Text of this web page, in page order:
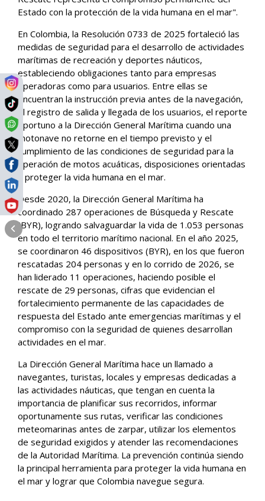
Estado con la protección de la vida humana en el mar".
En Colombia, la Resolución 0733 de 2025 fortaleció las
medidas de seguridad para el desarrollo de actividades
marítimas de recreación y deportes náuticos,
estableciendo obligaciones tanto para empresas
operadoras como para usuarios. Entre ellas se
encuentran la instrucción previa antes de la navegación,
el registro de salida y llegada de los usuarios, el reporte
oportuno a la Dirección General Marítima cuando una
motonave no retorne en el tiempo previsto y el
cumplimiento de las condiciones de seguridad para la
operación de motos acuáticas, disposiciones orientadas
a proteger la vida humana en el mar.
Desde 2020, la Dirección General Marítima ha
coordinado 287 operaciones de Búsqueda y Rescate
(BYR), logrando salvaguardar la vida de 1.053 personas
en todo el territorio marítimo nacional. En el año 2025,
se coordinaron 46 dispositivos (BYR), en los que fueron
rescatadas 204 personas y en lo corrido de 2026, se
han liderado 11 operaciones, haciendo posible el
rescate de 29 personas, cifras que evidencian el
fortalecimiento permanente de las capacidades de
respuesta del Estado ante emergencias marítimas y el
compromiso con la seguridad de quienes desarrollan
actividades en el mar.
La Dirección General Marítima hace un llamado a
navegantes, turistas, locales y empresas dedicadas a
las actividades náuticas, que tengan en cuenta la
importancia de planificar sus recorridos, informar
oportunamente sus rutas, verificar las condiciones
meteomarinas antes de zarpar, utilizar los elementos
de seguridad exigidos y atender las recomendaciones
de la Autoridad Marítima. La prevención continúa siendo
la principal herramienta para proteger la vida humana en
el mar y lograr que Colombia navegue segura.